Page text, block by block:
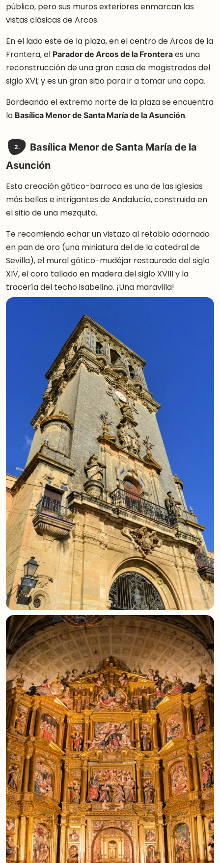
público, pero sus muros exteriores enmarcan las
vistas clásicas de Arcos.
En el lado este de la plaza, en el centro de Arcos de la
Frontera, el Parador de Arcos de la Fronteraes una
reconstrucción de una gran casa de magistrados del
siglo XVI; y es un gran sitio para ir a tomar una copa.
Bordeando el extremo norte de la plaza se encuentra
la Basílica Menor de Santa María de la Asunción.
2.
Basílica Menor de Santa María de la
Asunción
Esta creación gótico-barroca es una de las iglesias
más bellas e intrigantes de Andalucía, construida en
el sitio de una mezquita.
Te recomiendo echar un vistazo al retablo adornado
en pan de oro (una miniatura del de la catedral de
Sevilla), el mural gótico-mudéjar restaurado del siglo
XIV, el coro tallado en madera del siglo XVIII y la
tracería del techo isabelino. ¡Una maravilla!